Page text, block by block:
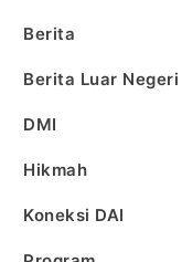
Berita
Berita Luar Negeri
DMI
Hikmah
Koneksi DAI